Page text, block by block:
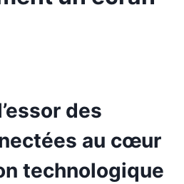
des
au cœur
technologique